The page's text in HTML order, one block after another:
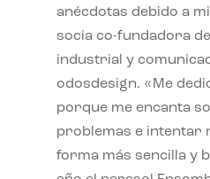
anécdotas debido a
socia co-fundadora
industrial y
odosdesign. «Me
porque me encanta
problemas e intentar
forma más sencilla y